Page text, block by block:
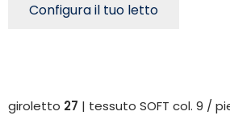
Configura il tuo letto
giroletto 27 | tessuto SOFT col. 9 /